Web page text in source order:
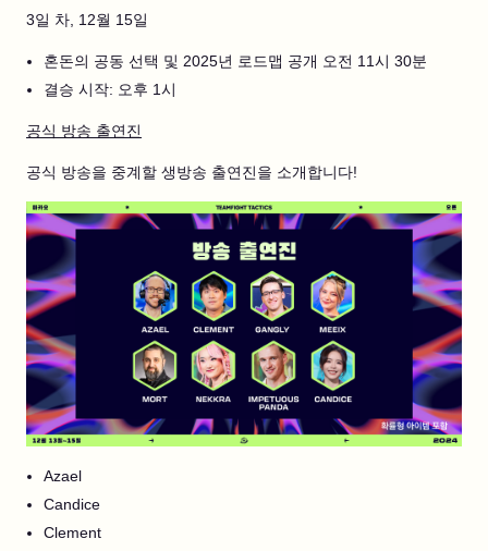
3일 차, 12월 15일
혼돈의 공동 선택 및 2025년 로드맵 공개 오전 11시 30분
결승 시작: 오후 1시
공식 방송 출연진
공식 방송을 중계할 생방송 출연진을 소개합니다!
Azael
Candice
Clement